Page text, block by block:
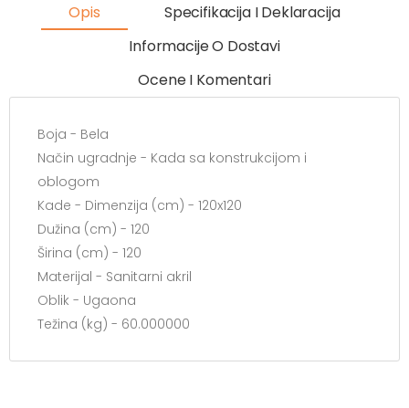
Opis
Specifikacija I Deklaracija
Informacije O Dostavi
Ocene I Komentari
Boja - Bela
Način ugradnje - Kada sa konstrukcijom i
oblogom
Kade - Dimenzija (cm) - 120x120
Dužina (cm) - 120
Širina (cm) - 120
Materijal - Sanitarni akril
Oblik - Ugaona
Težina (kg) - 60.000000